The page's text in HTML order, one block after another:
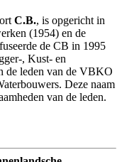
C.B., is opgericht in
(1954) en de
de CB in 1995
, Kust- en
de leden van de VBKO
Deze naam
van de leden.